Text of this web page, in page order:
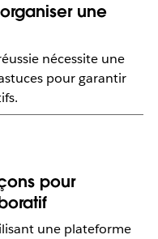
une
nécessite une
pour garantir
pour
une plateforme